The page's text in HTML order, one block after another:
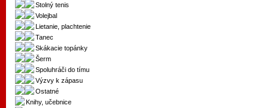
Stolný tenis
Volejbal
Lietanie, plachtenie
Tanec
Skákacie topánky
Šerm
Spoluhráči do tímu
Výzvy k zápasu
Ostatné
Knihy, učebnice